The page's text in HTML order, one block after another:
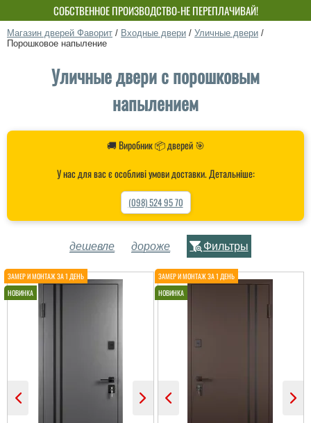
СОБСТВЕННОЕ ПРОИЗВОДСТВО-НЕ ПЕРЕПЛАЧИВАЙ!
Магазин дверей Фаворит / Входные двери / Уличные двери /
Порошковое напыление
Уличные двери с порошковым
напылением
🚚 Виробник 📦 дверей 🎯
У нас для вас є особливі умови доставки. Детальніше:
(098) 524 95 70
дешевле дороже Фильтры